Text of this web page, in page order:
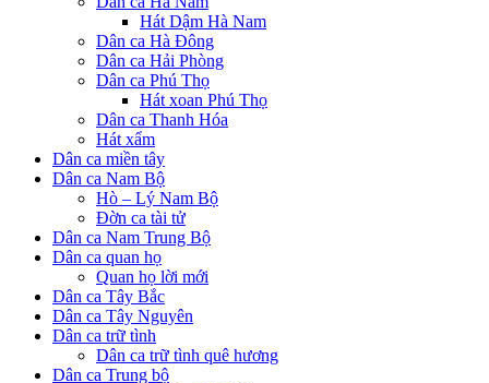
Hát Dậm Hà Nam
Dân ca Hà Đông
Dân ca Hải Phòng
Dân ca Phú Thọ
Hát xoan Phú Thọ
Dân ca Thanh Hóa
Hát xẩm
Dân ca miền tây
Dân ca Nam Bộ
Hò – Lý Nam Bộ
Đờn ca tài tử
Dân ca Nam Trung Bộ
Dân ca quan họ
Quan họ lời mới
Dân ca Tây Bắc
Dân ca Tây Nguyên
Dân ca trữ tình
Dân ca trữ tình quê hương
Dân ca Trung bộ